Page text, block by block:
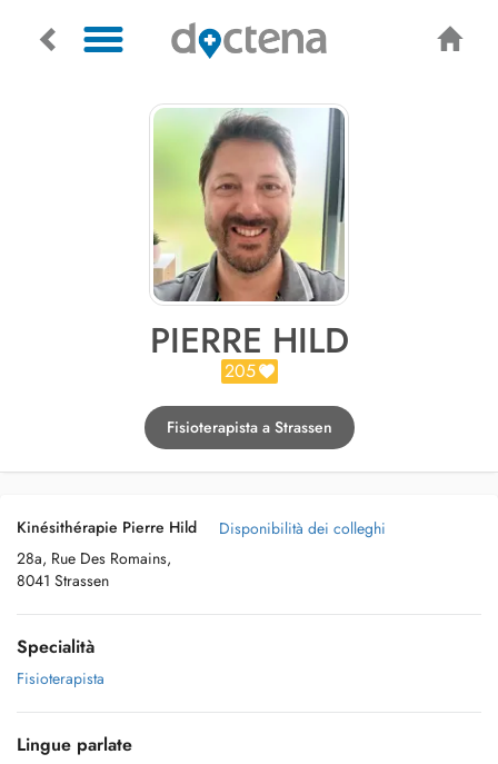
PIERRE HILD
205
Fisioterapista a Strassen
Kinésithérapie Pierre Hild
28a, Rue Des Romains,
8041 Strassen
Disponibilità dei colleghi
Specialità
Fisioterapista
Lingue parlate